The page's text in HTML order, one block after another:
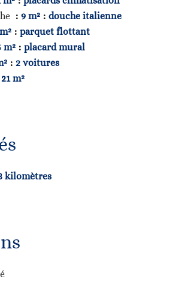
9 m²
douche italienne
parquet flottant
m²
placard mural
2 voitures
21 m²
kilomètres